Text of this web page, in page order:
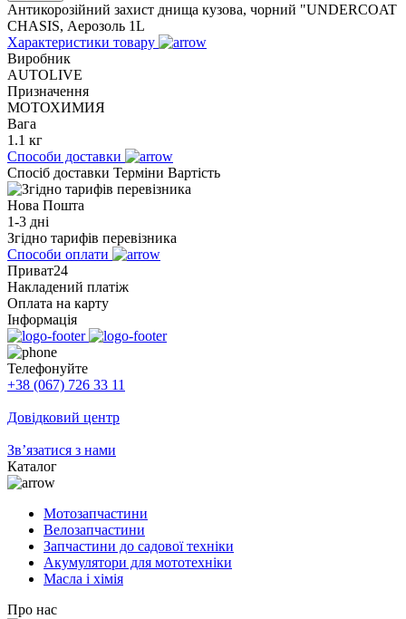
Антикорозійний захист днища кузова, чорний "UNDERCOAT
CHASIS, Аерозоль 1L
Характеристики товару
Виробник
AUTOLIVE
Призначення
МОТОХИМИЯ
Вага
1.1 кг
Способи доставки
Спосіб доставки Терміни Вартість
Нова Пошта
1-3 дні
Згідно тарифів перевізника
Способи оплати
Приват24
Накладений платіж
Оплата на карту
Інформація
Телефонуйте
+38 (067) 726 33 11
Довідковий центр
Зв’язатися з нами
Каталог
Мотозапчастини
Велозапчастини
Запчастини до садової техніки
Акумулятори для мототехніки
Масла і хімія
Про нас